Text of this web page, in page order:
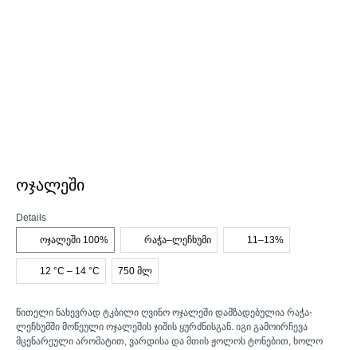
ოჯალეში
Details
ოჯალეში 100%
რაჭა–ლეჩხუმი 11–13%
12 °C – 14 °C 750 მლ
წითელი ნახევრად ტკბილი ღვინო ოჯალეში დამზადებულია რაჭა-
ლეჩხუმში მოწეული ოჯალეშის ჯიშის ყურძნისგან. იგი გამოირჩევა
მცენარეული არომატით, ვარდისა და მთის ჟოლოს ტონებით, ხოლო